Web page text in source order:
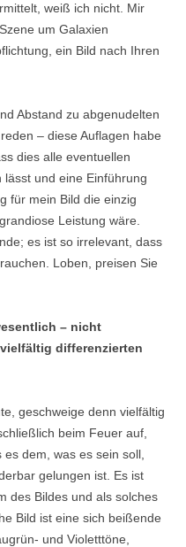
weiß ich nicht. Mir
um Galaxien
ein Bild nach Ihren
Abstand zu abgenudelten
– diese Auflagen habe
dies alle eventuellen
lässt und eine Einführung
für mein Bild die einzig
Leistung wäre.
es ist so irrelevant, dass
Loben, preisen Sie
– nicht
differenzierten
geschweige denn vielfältig
beim Feuer auf,
dem, was es sein soll,
gelungen ist. Es ist
des Bildes und als solches
Bild ist eine sich beißende
und Violetttöne,